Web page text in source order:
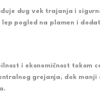
dug vek trajanja i
pogled na plamen i
i ekonomičnost tokom
grejanja, dok manji